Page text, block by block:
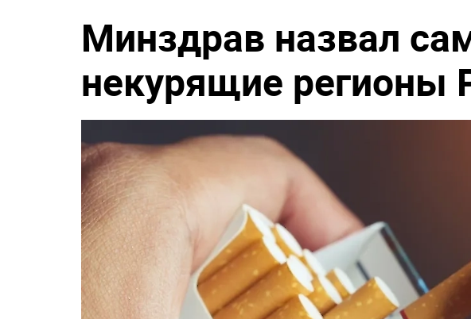
Минздрав назвал
некурящие регионы